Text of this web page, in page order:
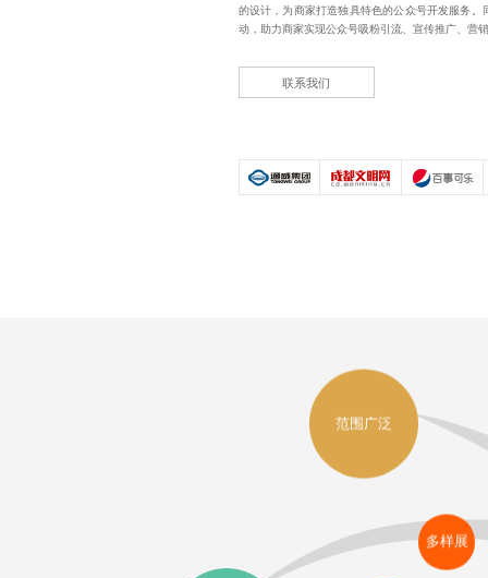
的设计，为商家打造独具特色的公众号开发服务。
动，助力商家实现公众号吸粉引流、宣传推广、营
联系我们
范围广泛
多样展